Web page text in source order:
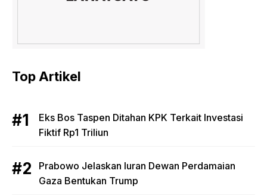
Top Artikel
Eks Bos Taspen Ditahan KPK Terkait Investasi
Fiktif Rp1 Triliun
Prabowo Jelaskan Iuran Dewan Perdamaian
Gaza Bentukan Trump